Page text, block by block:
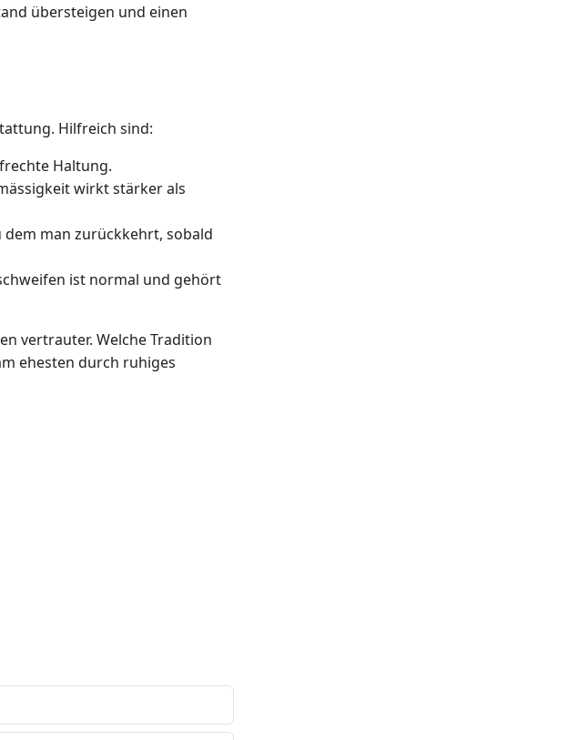
übersteigen und einen
Hilfreich sind:
Haltung.
wirkt stärker als
dem man zurückkehrt, sobald
ist normal und gehört
vertrauter. Welche Tradition
ehesten durch ruhiges